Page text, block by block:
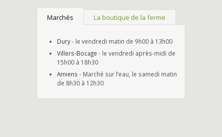
Marchés La boutique de la ferme
Dury- le vendredi matin de 9h00 à 13h00
Villers-Bocage - le vendredi après-midi de
15h00 à 18h30
Amiens - Marché sur l’eau, le samedi matin
de 8h30 à 12h30